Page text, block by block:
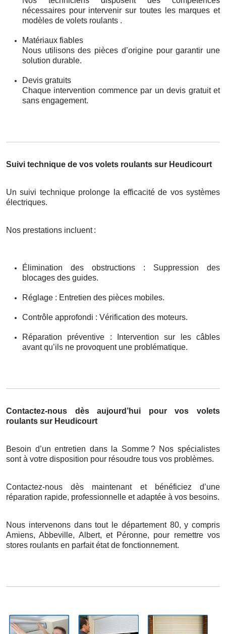
nécessaires pour intervenir sur toutes les marques et
modèles de volets roulants .
Matériaux fiables
Nous utilisons des pièces d’origine pour garantir une
solution durable.
Devis gratuits
Chaque intervention commence par un devis gratuit et
sans engagement.
Suivi technique de vos volets roulants sur Heudicourt
Un suivi technique prolonge la efficacité de vos systèmes
électriques.
Nos prestations incluent :
Élimination des obstructions : Suppression des
blocages des guides.
Réglage : Entretien des pièces mobiles.
Contrôle approfondi : Vérification des moteurs.
Réparation préventive : Intervention sur les câbles
avant qu’ils ne provoquent une problématique.
Contactez-nous dès aujourd’hui pour vos volets
roulants sur Heudicourt
Besoin d’un entretien dans la Somme? Nos spécialistes
sontà votre disposition pour résoudre tous vos probl èmes.
Contactez-nous dès maintenant et bénéficiez d’une
réparation rapide, professionnelle et adaptée à vos besoins.
Nous intervenons dans tout le département 80, y compris
Amiens, Abbeville, Albert, et Péronne, pour remettre vos
stores roulants en parfait état de fonctionnement.